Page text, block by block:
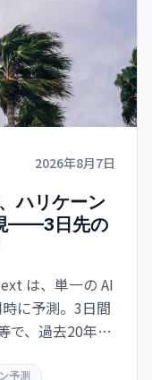
2026年8月7日
ハリケーン
——3日先の
は、単一の AI
に予測。3日間
で、過去20年の
予測